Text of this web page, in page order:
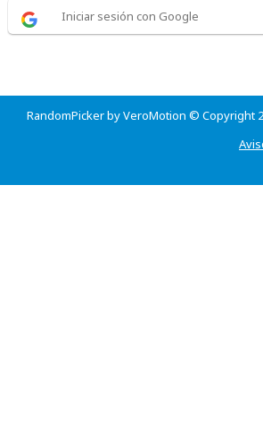
Iniciar sesión con Google
RandomPicker by VeroMotion © Copyright